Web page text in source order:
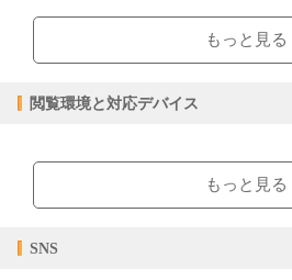
ファイルサイズ 0.92MB
もっと見る
閲覧環境と対応デバイス
ブラウザビューア・PC版ConTenDoビュ
【対応デバイス】
もっと見る
SNS